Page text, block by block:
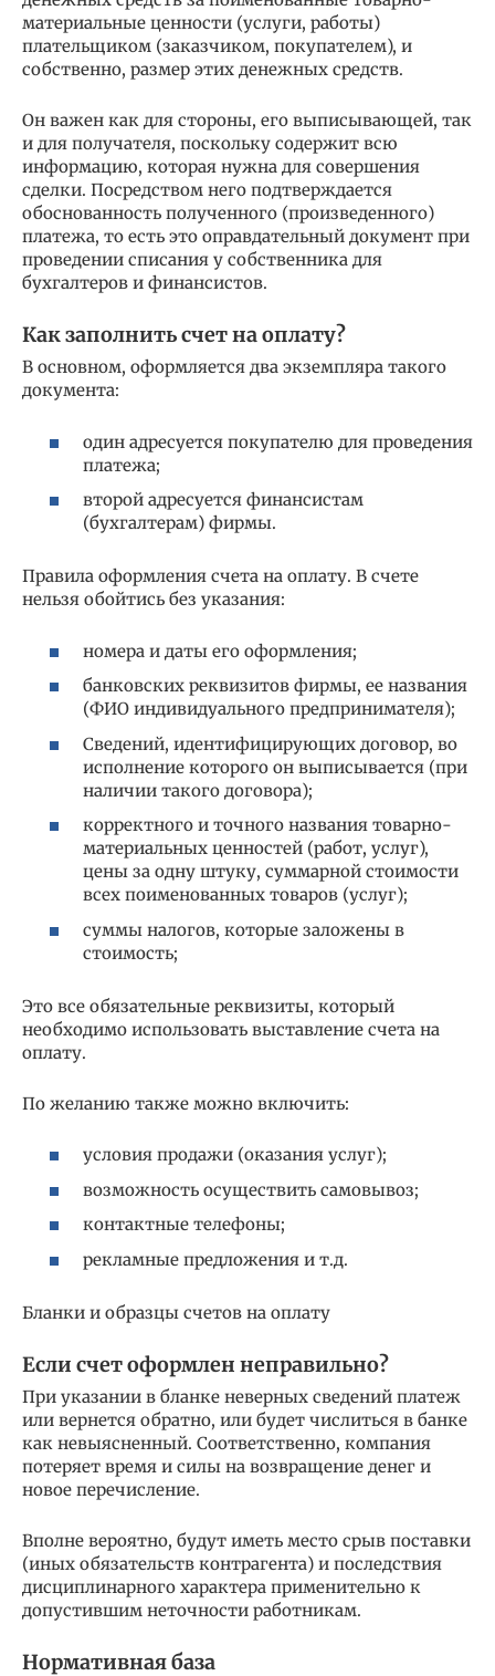
материальные ценности (услуги, работы)
плательщиком (заказчиком, покупателем), и
собственно, размер этих денежных средств.
Он важен как для стороны, его выписывающей, так
и для получателя, поскольку содержит всю
информацию, которая нужна для совершения
сделки. Посредством него подтверждается
обоснованность полученного (произведенного)
платежа, то есть это оправдательный документ при
проведении списания у собственника для
бухгалтеров и финансистов.
Как заполнить счет на оплату?
В основном, оформляется два экземпляра такого
документа:
один адресуется покупателю для проведения
платежа;
второй адресуется финансистам
(бухгалтерам) фирмы.
Правила оформления счета на оплату. В счете
нельзя обойтись без указания:
номера и даты его оформления;
банковских реквизитов фирмы, ее названия
(ФИО индивидуального предпринимателя);
Сведений, идентифицирующих договор, во
исполнение которого он выписывается (при
наличии такого договора);
корректного и точного названия товарно-
материальных ценностей (работ, услуг),
цены за одну штуку, суммарной стоимости
всех поименованных товаров (услуг);
суммы налогов, которые заложены в
стоимость;
Это все обязательные реквизиты, который
необходимо использовать выставление счета на
оплату.
По желанию также можно включить:
условия продажи (оказания услуг);
возможность осуществить самовывоз;
контактные телефоны;
рекламные предложения и т.д.
Бланки и образцы счетов на оплату
Если счет оформлен неправильно?
При указании в бланке неверных сведений платеж
или вернется обратно, или будет числиться в банке
как невыясненный. Соответственно, компания
потеряет время и силы на возвращение денег и
новое перечисление.
Вполне вероятно, будут иметь место срыв поставки
(иных обязательств контрагента) и последствия
дисциплинарного характера применительно к
допустившим неточности работникам.
Нормативная база